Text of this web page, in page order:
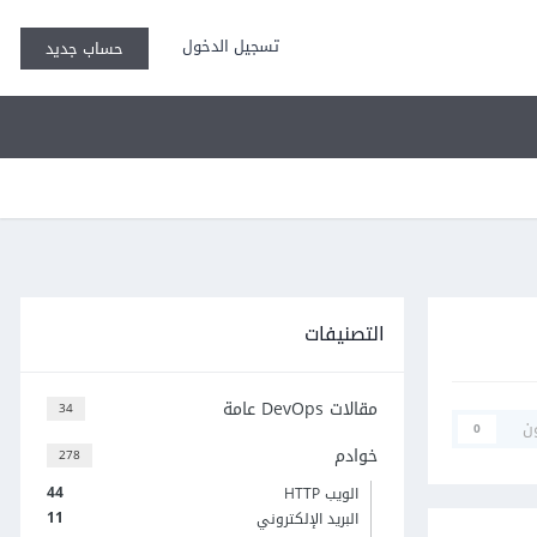
تسجيل الدخول حساب جديد
0
التصنيفات
34 مقالات DevOps عامة
278 خوادم
44
الويب HTTP
11
البريد الإلكتروني